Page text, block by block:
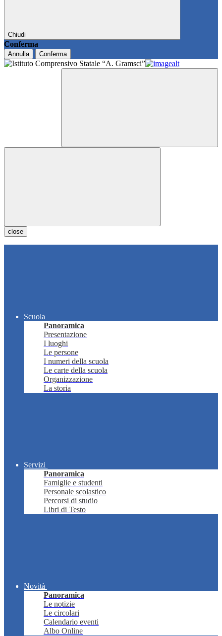
Chiudi
Conferma
Annulla Conferma
close
Scuola
Panoramica
Presentazione
I luoghi
Le persone
I numeri della scuola
Le carte della scuola
Organizzazione
La storia
Servizi
Panoramica
Famiglie e studenti
Personale scolastico
Percorsi di studio
Libri di Testo
Novità
Panoramica
Le notizie
Le circolari
Calendario eventi
Albo Online